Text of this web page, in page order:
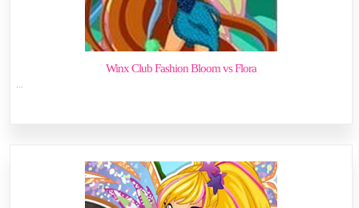
Winx Club Fashion Bloom vs Flora